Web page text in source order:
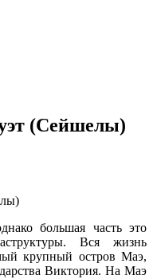
(Сейшелы)
большая часть это
Вся жизнь
крупный остров Маэ,
Виктория. На Маэ